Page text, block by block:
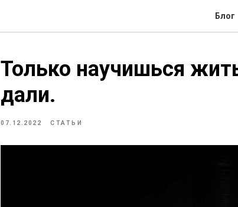
Блог
Только научишься
дали.
07.12.2022 СТАТЬИ